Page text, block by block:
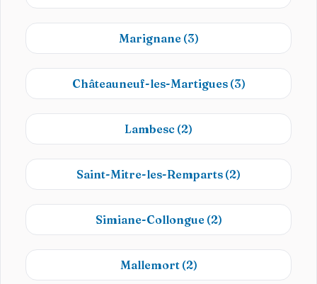
Marignane (3)
Châteauneuf-les-Martigues (3)
Lambesc (2)
Saint-Mitre-les-Remparts (2)
Simiane-Collongue (2)
Mallemort (2)